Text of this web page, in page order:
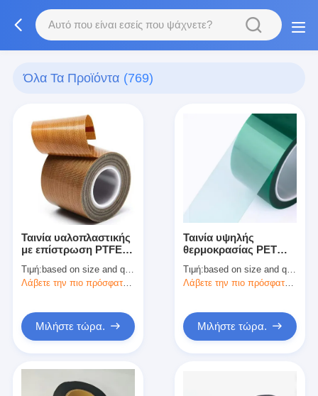
Όλα Τα Προϊόντα (769)
Ταινία υαλοπλαστικής
με επίστρωση PTFE
Τιμή: based on size and quantity
Λάβετε την πιο πρόσφατη τιμή
Μιλήστε τώρα.
Ταινία υψηλής
θερμοκρασίας PET
ηλεκτρικής μόνωσης
Τιμή: based on size and quantity
Λάβετε την πιο πρόσφατη τιμή
Μιλήστε τώρα.